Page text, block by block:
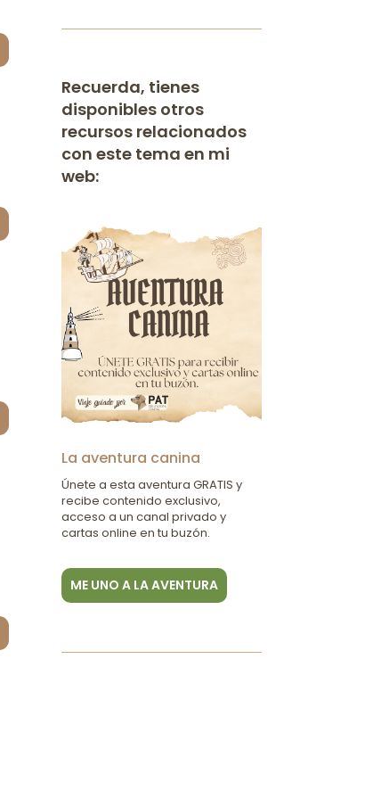
Recuerda, tienes
disponibles otros
recursos relacionados
con este tema en mi
web:
La aventura canina
Únete a esta aventura GRATIS y
recibe contenido exclusivo,
acceso a un canal privado y
cartas online en tu buzón.
ME UNO A LA AVENTURA